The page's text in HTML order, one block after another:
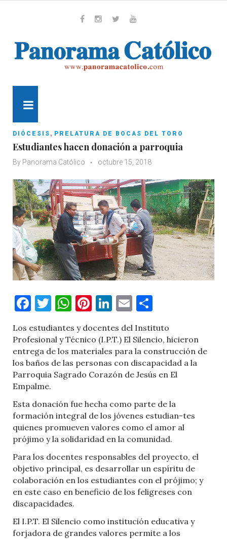
DIÓCESIS , PRELATURA DE BOCAS DEL TORO
Estudiantes hacen donación a parroquia
By Panorama Católico octubre 15, 2018
Facebook
Twitter
WhatsApp
Pinterest
LinkedIn
Email
Los estudiantes y docentes del Instituto
Profesional y Técnico (I.P.T.) El Silencio, hicieron
entrega de los materiales para la construcción de
los baños de las personas con discapacidad a la
Parroquia Sagrado Corazón de Jesús en El
Empalme.
Esta donación fue hecha como parte de la
formación integral de los jóvenes estudian-tes
quienes promueven valores como el amor al
prójimo y la solidaridad en la comunidad.
Para los docentes responsables del proyecto, el
objetivo principal, es desarrollar un espíritu de
colaboración en los estudiantes con el prójimo; y
en este caso en beneficio de los feligreses con
discapacidades.
El I.P.T. El Silencio como institución educativa y
forjadora de grandes valores permite a los